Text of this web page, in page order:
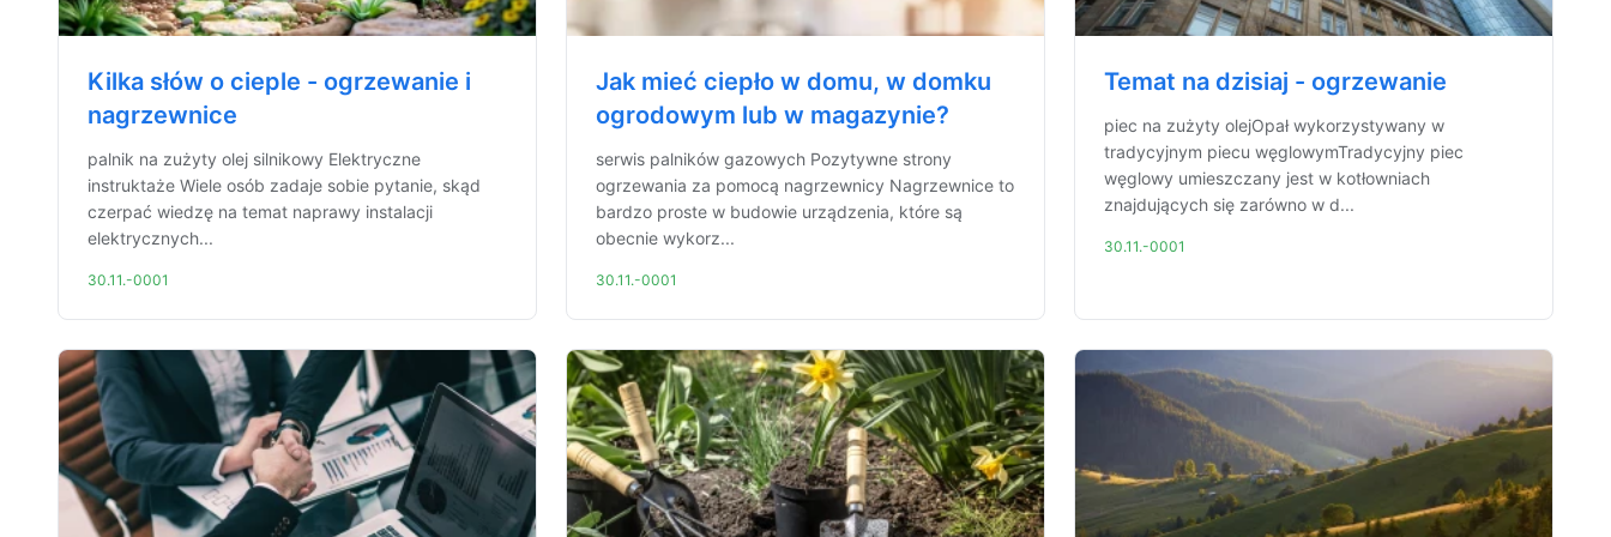
Kilka słów o cieple - ogrzewanie i
nagrzewnice
palnik na zużyty olej silnikowy Elektryczne
instruktaże Wiele osób zadaje sobie pytanie, skąd
czerpać wiedzę na temat naprawy instalacji
elektrycznych...
30.11.-0001
Jak mieć ciepło w domu, w domku
ogrodowym lub w magazynie?
serwis palników gazowych Pozytywne strony
ogrzewania za pomocą nagrzewnicy Nagrzewnice to
bardzo proste w budowie urządzenia, które są
obecnie wykorz...
30.11.-0001
Temat na dzisiaj - ogrzewanie
piec na zużyty olejOpał wykorzystywany w
tradycyjnym piecu węglowymTradycyjny piec
węglowy umieszczany jest w kotłowniach
znajdujących się zarówno w d...
30.11.-0001